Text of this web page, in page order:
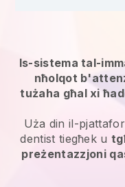
Is-sistema tal-
nħolqot
tużaha għal xi
Uża din il-
dentist tiegħek u
preżentazzjoni